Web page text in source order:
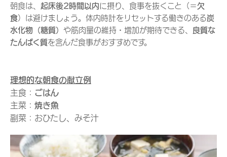
朝食は、 起床後2時間以内に摂り、食事を抜くこと（＝欠
食）は避けましょう。体内時計をリセットする働きのある炭
水化物（糖質） や筋肉量の維持・増加が期待できる、
良質な
たんぱく質を含んだ食事がおすすめです。
理想的な朝食の献立例
主食： ごはん
主菜： 焼き魚
副菜：おひたし、みそ汁